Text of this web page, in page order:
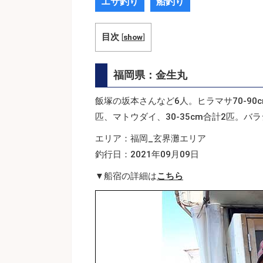
目次 [show]
福岡県：金生丸
飯塚の坂本さんなど6人。ヒラマサ70-
匹、マトウダイ、30-35cm合計2匹。バ
エリア：福岡_玄界灘エリア
釣行日：2021年09月09日
▼船宿の詳細はこちら